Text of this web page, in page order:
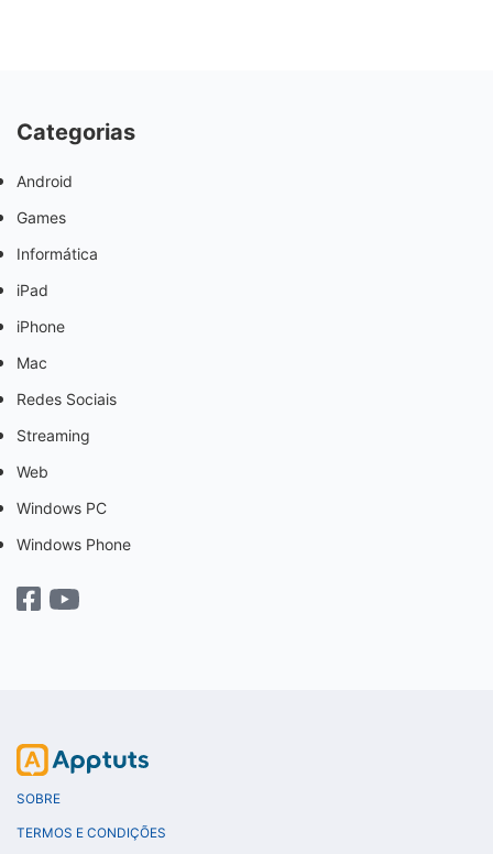
Categorias
Android
Games
Informática
iPad
iPhone
Mac
Redes Sociais
Streaming
Web
Windows PC
Windows Phone
SOBRE
TERMOS E CONDIÇÕES